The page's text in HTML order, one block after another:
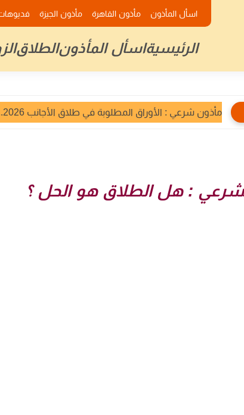
اسأل المأذون مأذون القاهرة مأذون الجيزة
الرئيسيةاسأل المأذونالطلاق
مأذون شرعي : الأوراق المطلوبة في طلاق الأجانب 2026...
: هل الطلاق هو الحل ؟